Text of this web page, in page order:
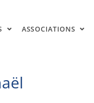
ASSOCIATIONS